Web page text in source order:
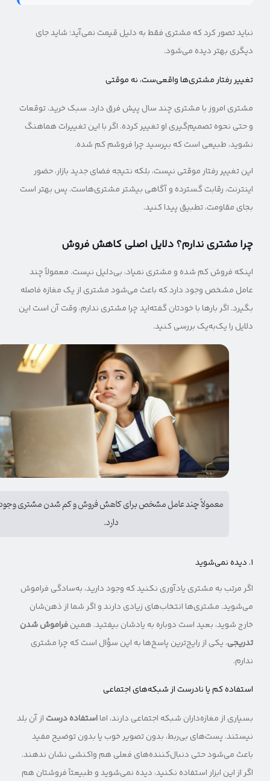
نباید تصور کرد که مشتری فقط به دلیل قیمت نمی‌آید؛ شاید جای
دیگری بهتر دیده می‌شود.
تغییر رفتار مشتری‌ها واقعی‌ست، نه موقتی
مشتری امروز با مشتری چند سال پیش فرق دارد. سبک خرید، توقعات
و حتی نحوه تصمیم‌گیری او تغییر کرده. اگر با این تغییرات هماهنگ
نشوید، طبیعی است که بپرسید چرا فروشم کم شده.
این تغییر رفتار موقتی نیست، بلکه نتیجه فضای جدید بازار، حضور
اینترنت، رقابت گسترده و آگاهی بیشتر مشتری‌هاست. پس بهتر است
بجای مقاومت، تطبیق پیدا کنید.
چرا مشتری ندارم؟ دلایل اصلی کاهش فروش
اینکه فروش کم شده و مشتری نمیاد، بی‌دلیل نیست. معمولاً چند
عامل مشخص وجود دارد که باعث می‌شود مشتری از یک مغازه فاصله
بگیرد. اگر بارها با خودتان گفته‌اید چرا مشتری ندارم، وقت آن است این
دلایل را یک‌به‌یک بررسی کنید.
معمولاً چند عامل مشخص برای کاهش فروش و کم شدن مشتری وجود
دارد.
اگر مرتب به مشتری یادآوری نکنید که وجود دارید، به‌سادگی فراموش
می‌شوید. مشتری‌ها انتخاب‌های زیادی دارند و اگر شما از ذهن‌شان
خارج شوید، بعید است دوباره به یادشان بیفتید. همینفراموش شدن
تدریجی، یکی از رایج‌ترین پاسخ‌ها به این سؤال است که چرا مشتری
ندارم.
استفاده کم یا نادرست از شبکه‌های اجتماعی
بسیاری از مغازه‌داران شبکه اجتماعی دارند، امااستفاده درستاز آن بلد
نیستند. پست‌های بی‌ربط، بدون تصویر خوب یا بدون توضیح مفید
باعث می‌شود حتی دنبال‌کننده‌های فعلی هم واکنشی نشان ندهند.
اگر از این ابزار استفاده نکنید، دیده نمی‌شوید و طبیعتاً فروشتان هم